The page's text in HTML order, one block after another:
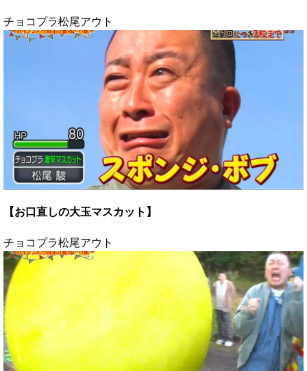
チョコプラ松尾アウト
【お口直しの大玉マスカット】
チョコプラ松尾アウト